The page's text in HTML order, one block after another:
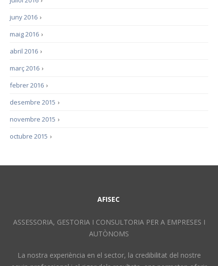
›
juny 2016
›
maig 2016
›
abril 2016
›
març 2016
›
febrer 2016
›
desembre 2015
›
novembre 2015
›
octubre 2015
AFISEC
ASSESSORIA, GESTORIA I CONSULTORIA PER A EMPRESES I
AUTÒNOMS
La nostra experiència en el sector, la credibilitat del nostre